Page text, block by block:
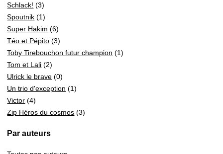
Schlack! (3)
Spoutnik (1)
Super Hakim (6)
Téo et Pépito (3)
Toby Tirebouchon futur champion (1)
Tom et Lali (2)
Ulrick le brave (0)
Un trio d'exception (1)
Victor (4)
Zip Héros du cosmos (3)
Par auteurs